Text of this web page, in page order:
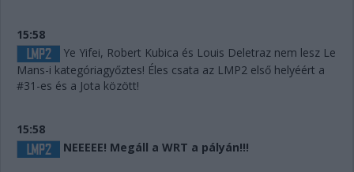
15:58
Ye Yifei, Robert Kubica és Louis Deletraz nem lesz Le
Mans-i kategóriagyőztes! Éles csata az LMP2 első helyéért a
#31-es és a Jota között!
15:58
NEEEEE! Megáll a WRT a pályán!!!